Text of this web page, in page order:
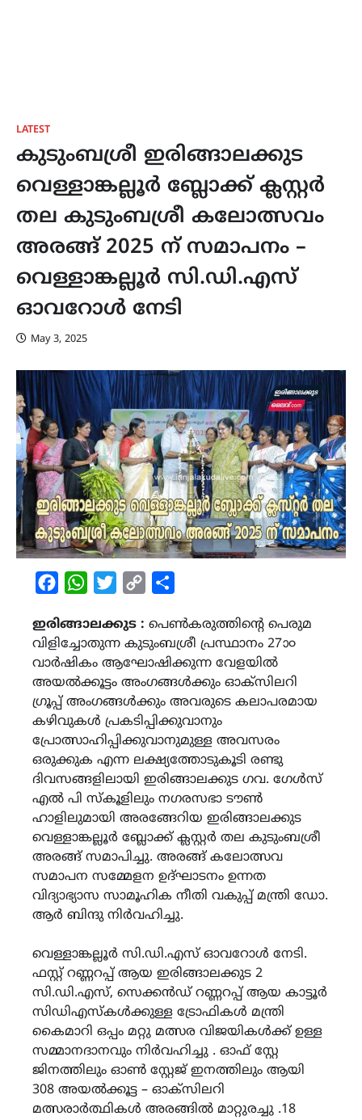
LATEST
കുടുംബശ്രീ ഇരിങ്ങാലക്കുട
വെള്ളാങ്കല്ലൂർ ബ്ലോക്ക് ക്ലസ്റ്റർ
തല കുടുംബശ്രീ കലോത്സവം
അരങ്ങ് 2025 ന് സമാപനം –
വെള്ളാങ്കല്ലൂർ സി.ഡി.എസ്
ഓവറോൾ നേടി
May 3, 2025
FacebookWhatsAppTwitterCopy
ഇരിങ്ങാലക്കുട : പെൺകരുത്തിന്റെ പെരുമ
വിളിച്ചോതുന്ന കുടുംബശ്രീ പ്രസ്ഥാനം 27ാ൦
വാർഷികം ആഘോഷിക്കുന്ന വേളയിൽ
അയൽക്കൂട്ടം അംഗങ്ങൾക്കും ഓക്സിലറി
ഗ്രൂപ്പ് അംഗങ്ങൾക്കും അവരുടെ കലാപരമായ
കഴിവുകൾ പ്രകടിപ്പിക്കുവാനും
പ്രോത്സാഹിപ്പിക്കുവാനുമുള്ള അവസരം
ഒരുക്കുക എന്ന ലക്ഷ്യത്തോടുകൂടി രണ്ടു
ദിവസങ്ങളിലായി ഇരിങ്ങാലക്കുട ഗവ. ഗേൾസ്
എൽ പി സ്കൂളിലും നഗരസഭാ ടൗൺ
ഹാളിലുമായി അരങ്ങേറിയ ഇരിങ്ങാലക്കുട
വെള്ളാങ്കല്ലൂർ ബ്ലോക്ക് ക്ലസ്റ്റർ തല കുടുംബശ്രീ
അരങ്ങ് സമാപിച്ചു. അരങ്ങ് കലോത്സവ
സമാപന സമ്മേളന ഉദ്ഘാടനം ഉന്നത
വിദ്യാഭ്യാസ സാമൂഹിക നീതി വകുപ്പ് മന്ത്രി ഡോ.
ആർ ബിന്ദു നിർവഹിച്ചു.
വെള്ളാങ്കല്ലൂർ സി.ഡി.എസ് ഓവറോൾ നേടി.
ഫസ്റ്റ് റണ്ണറപ്പ് ആയ ഇരിങ്ങാലക്കുട 2
സി.ഡി.എസ്, സെക്കൻഡ് റണ്ണറപ്പ് ആയ കാട്ടൂർ
സിഡിഎസ്കൾക്കുള്ള ട്രോഫികൾ മന്ത്രി
കൈമാറി ഒപ്പം മറ്റു മത്സര വിജയികൾക്ക് ഉള്ള
സമ്മാനദാനവും നിർവഹിച്ചു . ഓഫ് സ്റ്റേ
ജിനത്തിലും ഓൺ സ്റ്റേജ് ഇനത്തിലും ആയി
308 അയൽക്കൂട്ട – ഓക്സിലറി
മത്സരാർത്ഥികൾ അരങ്ങിൽ മാറ്റുരച്ചു .18